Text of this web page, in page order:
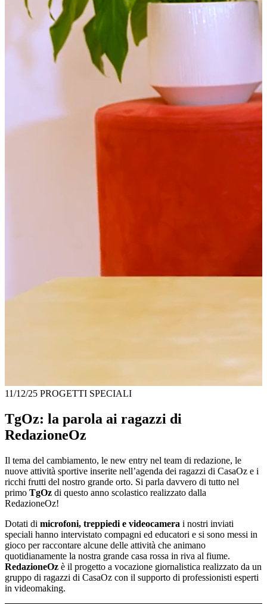
11/12/25 PROGETTI SPECIALI
TgOz: la parola ai ragazzi di
RedazioneOz
Il tema del cambiamento, le new entry nel team di redazione, le
nuove attività sportive inserite nell’agenda dei ragazzi di CasaOz e i
ricchi frutti del nostro grande orto. Si parla davvero di tutto nel
primo TgOz di questo anno scolastico realizzato dalla
RedazioneOz!
Dotati di microfoni, treppiedi e videocamera i nostri inviati
speciali hanno intervistato compagni ed educatori e si sono messi in
gioco per raccontare alcune delle attività che animano
quotidianamente la nostra grande casa rossa in riva al fiume.
RedazioneOz è il progetto a vocazione giornalistica realizzato da un
gruppo di ragazzi di CasaOz con il supporto di professionisti esperti
in videomaking.